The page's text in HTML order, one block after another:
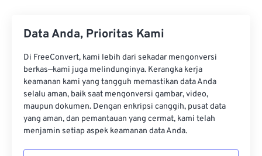
Data Anda, Prioritas Kami
Di FreeConvert, kami lebih dari sekadar mengonversi
berkas—kami juga melindunginya. Kerangka kerja
keamanan kami yang tangguh memastikan data Anda
selalu aman, baik saat mengonversi gambar, video,
maupun dokumen. Dengan enkripsi canggih, pusat data
yang aman, dan pemantauan yang cermat, kami telah
menjamin setiap aspek keamanan data Anda.